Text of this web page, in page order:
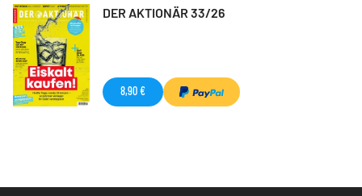
DER AKTIONÄR 33/26
8,90 €